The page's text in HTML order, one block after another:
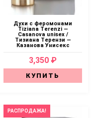
Духи с феромонами
Tiziana Terenzi —
Casanova unisex /
Тизиана Терензи —
Казанова Унисекс
3,350 ₽
КУПИТЬ
РАСПРОДАЖА!